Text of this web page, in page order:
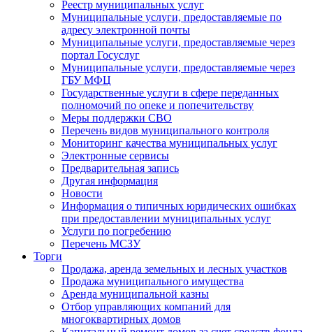
Реестр муниципальных услуг
Муниципальные услуги, предоставляемые по
адресу электронной почты
Муниципальные услуги, предоставляемые через
портал Госуслуг
Муниципальные услуги, предоставляемые через
ГБУ МФЦ
Государственные услуги в сфере переданных
полномочий по опеке и попечительству
Меры поддержки СВО
Перечень видов муниципального контроля
Мониторинг качества муниципальных услуг
Электронные сервисы
Предварительная запись
Другая информация
Новости
Информация о типичных юридических ошибках
при предоставлении муниципальных услуг
Услуги по погребению
Перечень МСЗУ
Торги
Продажа, аренда земельных и лесных участков
Продажа муниципального имущества
Аренда муниципальной казны
Отбор управляющих компаний для
многоквартирных домов